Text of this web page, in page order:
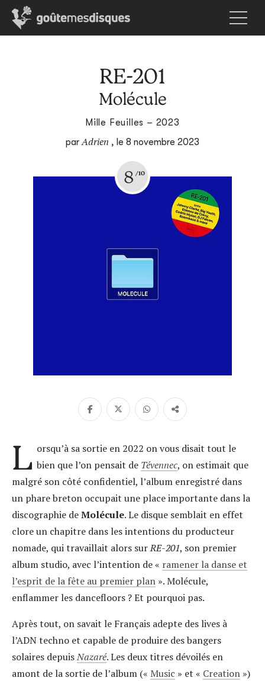
RE-201
Molécule
Mille Feuilles – 2023
parAdrien , le 8 novembre 2023
8
L orsqu’à sa sortie en 2022 on vous disait tout le
bien que l’on pensait de Tévennec, on estimait que
malgré son côté confidentiel, l’album enregistré dans
un phare breton occupait une place importante dans la
discographie deMolécule. Le disque semblait en effet
clore un chapitre dans les intentions du producteur
nomade, qui travaillait alors surRE-201, son premier
album studio, avec l’intention de « ramener la danse et
l’esprit de la fête au premier plan ». Molécule,
enflammer les dancefloors ? Et pourquoi pas.
Après tout, on savait le Français adepte des lives à
l’ADN techno et capable de produire des bangers
solaires depuisNazaré. Les deux titres dévoilés en
amont de la sortie de l’album (« Music » et « Creation »)